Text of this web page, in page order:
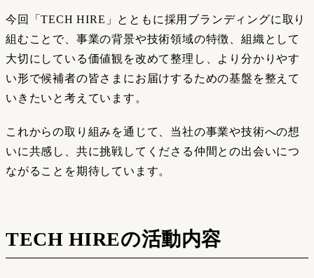
今回「TECH HIRE」とともに採用ブランディングに取り
組むことで、事業の背景や技術領域の特徴、組織として
大切にしている価値観を改めて整理し、より分かりやす
い形で候補者の皆さまにお届けするための基盤を整えて
いきたいと考えています。
これからの取り組みを通じて、当社の事業や技術への想
いに共感し、共に挑戦してくださる仲間との出会いにつ
ながることを期待しています。
TECH HIREの活動内容